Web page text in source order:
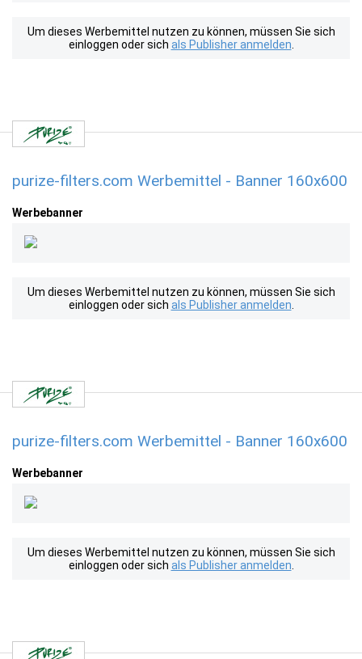
Um dieses Werbemittel nutzen zu können, müssen Sie sich
einloggen oder sich als Publisher anmelden
purize-filters.com Werbemittel - Banner 160x600
Werbebanner
Um dieses Werbemittel nutzen zu können, müssen Sie sich
einloggen oder sich als Publisher anmelden
purize-filters.com Werbemittel - Banner 160x600
Werbebanner
Um dieses Werbemittel nutzen zu können, müssen Sie sich
einloggen oder sich als Publisher anmelden